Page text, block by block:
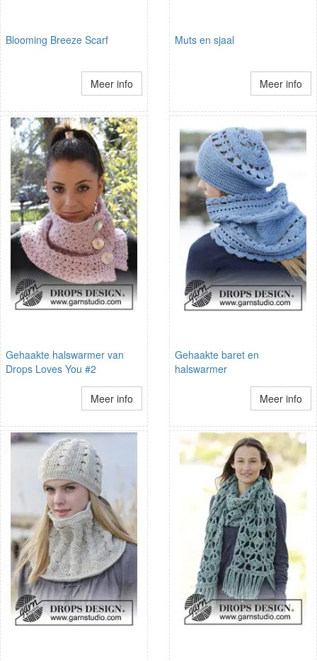
Blooming Breeze Scarf
Meer info
Muts en sjaal
Meer info
Gehaakte halswarmer van
Drops Loves You #2
Meer info
Gehaakte baret en
halswarmer
Meer info